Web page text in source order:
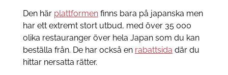
Den här plattformenfinns bara på japanska men
har ett extremt stort utbud, med över 35 000
olika restauranger över hela Japan som du kan
beställa från. De har också en rabattsida där du
hittar nersatta rätter.